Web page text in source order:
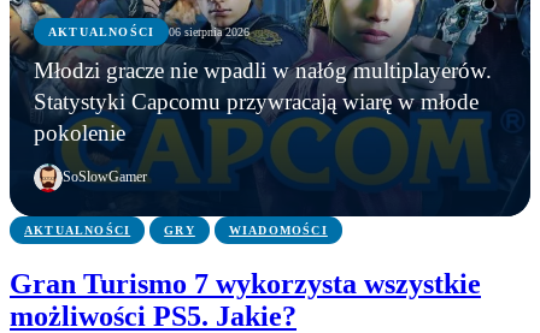
AKTUALNOŚCI 06 sierpnia 2026
Młodzi gracze nie wpadli w nałóg multiplayerów.
Statystyki Capcomu przywracają wiarę w młode
pokolenie
SoSlowGamer
AKTUALNOŚCI
WWE chce zastrzec znak towarowy „Vice City”.
Przypadek?
AKTUALNOŚCI
Gameplay z GTA 6 niebawem. Rockstar oficjalnie
zapowiada
AKTUALNOŚCI
Młodzi gracze nie wpadli w nałóg multiplayerów.
Statystyki Capcomu przywracają wiarę w młode
pokolenie
AKTUALNOŚCI GRY WIADOMOŚCI
Gran Turismo 7 wykorzysta wszystkie
możliwości PS5. Jakie?